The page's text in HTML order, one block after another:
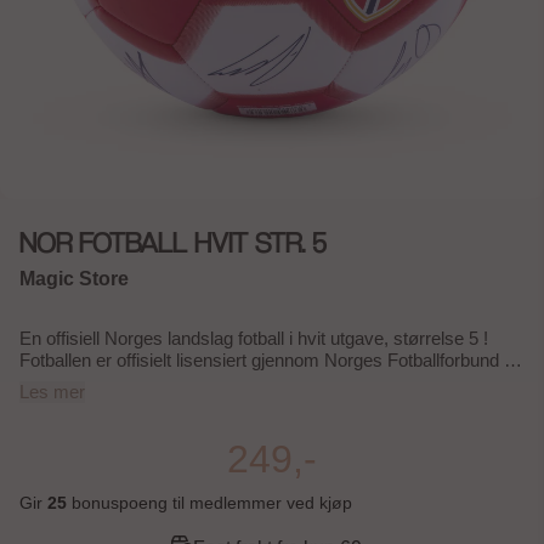
NOR FOTBALL HVIT STR. 5
Magic Store
En offisiell Norges landslag fotball i hvit utgave, størrelse 5 !
Fotballen er offisielt lisensiert gjennom Norges Fotballforbund og
pryder seg med det klassiske hvite designet med
landslagsmotivet. Størrelse 5 er standardstørrelse og passer for
Størrelse 5 – standard fotballstørrelse Offisielt lisensiert av
Les mer
249,-
Gir 25 bonuspoeng til medlemmer ved kjøp